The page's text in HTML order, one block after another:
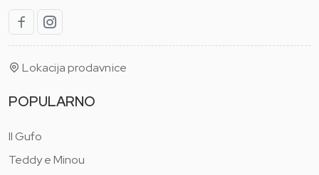
Lokacija prodavnice
POPULARNO
Il Gufo
Teddy e Minou